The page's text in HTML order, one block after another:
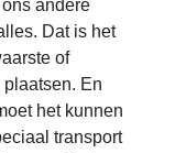
andere
Dat is het
of
En
het kunnen
transport